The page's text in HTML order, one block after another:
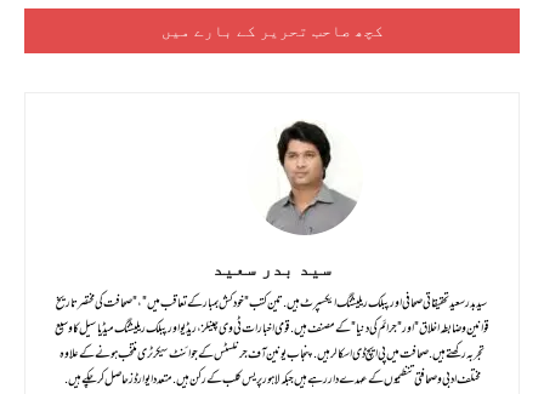
کچھ صاحب تحریر کے بارے میں
سید بدر سعید
سید بدر سعید تحقیقاتی صحافی اور پبلک ریلیشنگ ایکسپرٹ ہیں . تین کتب "خود کش بمبار کے تعاقب میں" ، "صحافت کی مختصر تاریخ
قوانین و ضابطہ اخلاق" اور "جرائم کی دنیا " کے مصنف ہیں .قومی اخبارات ٹی وی چینلز ، ریڈیو اور پبلک ریلیشنگ میڈیا سیل کا وسیع
تجربہ رکھتے ہیں . صحافت میں پی ایچ ڈی اسکالر ہیں . پنجاب یونین آف جرنلسٹس کے جوائنٹ سیکرٹری منتخب ہونے کے علاوہ
مختلف ادبی و صحافتی تنظیموں کے عہدے دار رہے ہیں جبکہ لاہور پریس کلب کے رکن ہیں . متعدد ایوارڈز حاصل کر چکے ہیں .